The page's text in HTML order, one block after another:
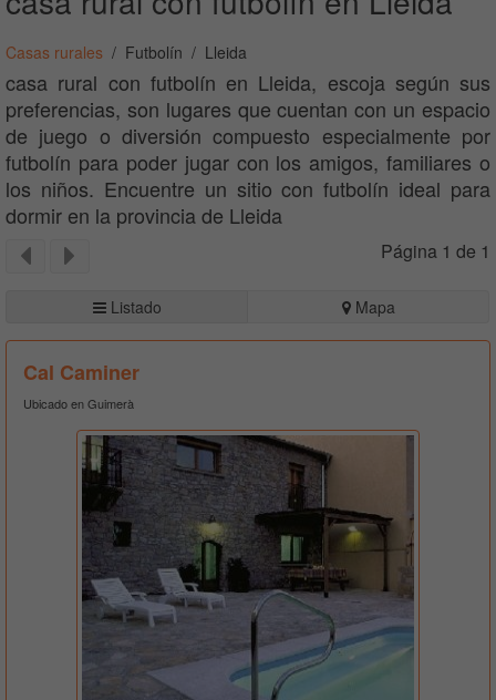
Casas rurales Futbolín Lleida
casa rural con futbolín en Lleida, escoja según sus
preferencias, son lugares que cuentan con un espacio
de juego o diversión compuesto especialmente por
futbolín para poder jugar con los amigos, familiares o
los niños. Encuentre un sitio con futbolín ideal para
dormir en la provincia de Lleida
Página 1 de 1
Listado Mapa
Cal Caminer
Ubicado en Guimerà